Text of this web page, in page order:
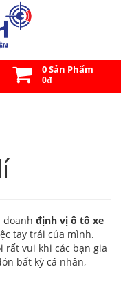
0 Sản Phẩm
0đ
doanh định vị ô tô xe
tay trái của mình.
rất vui khi các bạn gia
bất kỳ cá nhân,